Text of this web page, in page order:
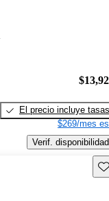
El precio incluye tasas
$269/mes
Verif. disponibilidad